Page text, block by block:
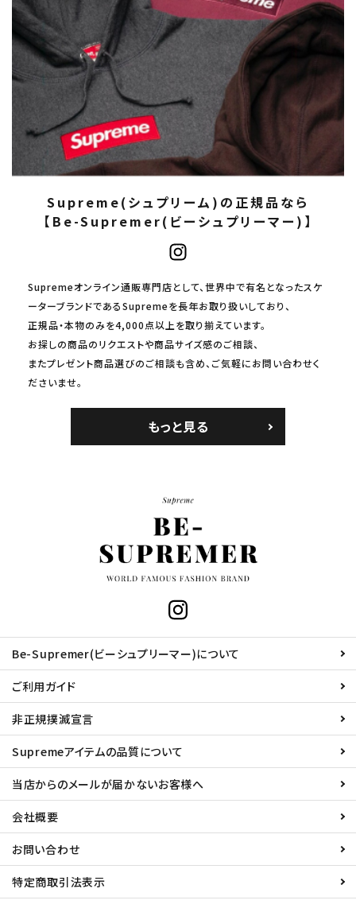
Supreme(シュプリーム)の正規品なら
【Be-Supremer(ビーシュプリーマー)】
Supremeオンライン通販専門店として、世界中で有名となったスケ
ーターブランドであるSupremeを長年お取り扱いしており、
正規品・本物のみを4,000点以上を取り揃えています。
お探しの商品のリクエストや商品サイズ感のご相談、
またプレゼント商品選びのご相談も含め、ご気軽にお問い合わせく
ださいませ。
もっと見る
Be-Supremer(ビーシュプリーマー)について
ご利用ガイド
非正規撲滅宣言
Supremeアイテムの品質について
当店からのメールが届かないお客様へ
会社概要
お問い合わせ
特定商取引法表示